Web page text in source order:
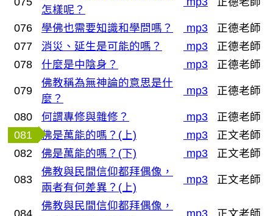
怎樣呢？
076 學佛也需要知識和學問嗎？ mp3
正德老師
077
消災、延生是可能的嗎？ mp3
正德老師
078
什麼是中陰身？ mp3 正德老師
079
佛教稱為無神論的意思是什
麼？
mp3 正德老師
080 何謂專修與雜修？ mp3
正德老師
081
佛是萬能的嗎？(上) mp3
正文老師
082
佛是萬能的嗎？(下) mp3 正文老師
083
佛教與民間信仰都拜偶像，
兩者有何差異？(上)
mp3 正文老師
084
佛教與民間信仰都拜偶像，
mp3 正文老師